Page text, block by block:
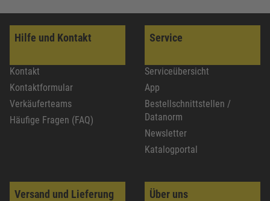
Hilfe und Kontakt
Kontakt
Kontaktformular
Verkäuferteams
Häufige Fragen (FAQ)
Service
Serviceübersicht
App
Bestellschnittstellen /
Datanorm
Newsletter
Katalogportal
Versand und Lieferung Über uns